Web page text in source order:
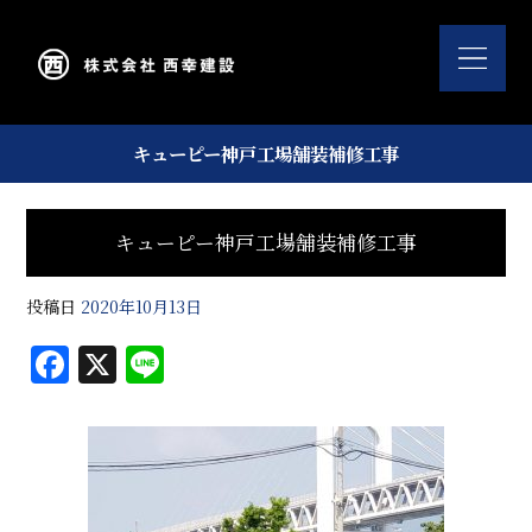
キューピー神戸工場舗装補修工事
キューピー神戸工場舗装補修工事
投稿日 2020年10月13日
F
a
c
e
X
e